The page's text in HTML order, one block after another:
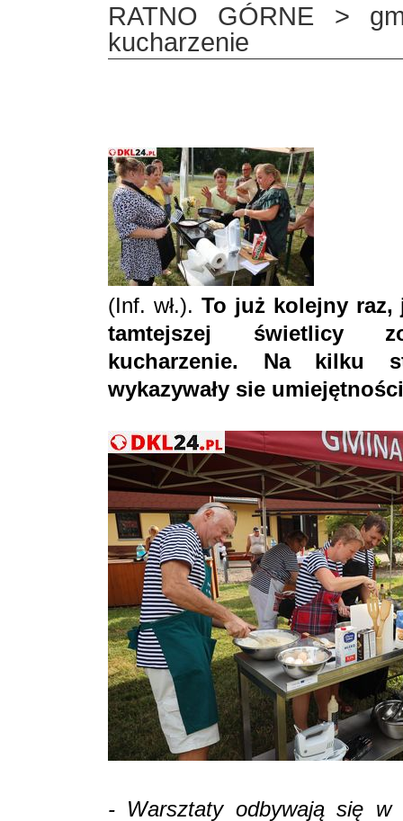
RATNO GÓRNE >
kucharzenie
(Inf. wł.). To już kolejny raz,
tamtejszej świetlicy
kucharzenie. Na kilku
wykazywały sie
- Warsztaty odbywają się w